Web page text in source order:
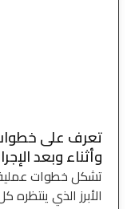
تعرف على
وأثناء وبعد
تشكل خطوات
الأبرز الذي